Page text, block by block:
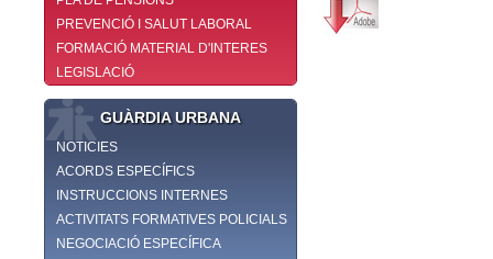
PREVENCIÓ I SALUT LABORAL
FORMACIÓ MATERIAL D'INTERES
LEGISLACIÓ
GUÀRDIA URBANA
NOTICIES
ACORDS ESPECÍFICS
INSTRUCCIONS INTERNES
ACTIVITATS FORMATIVES POLICIALS
NEGOCIACIÓ ESPECÍFICA